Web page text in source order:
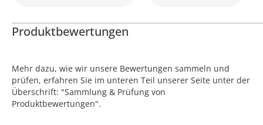
Produktbewertungen
Mehr dazu, wie wir unsere Bewertungen sammeln und
prüfen, erfahren Sie im unteren Teil unserer Seite unter der
Überschrift: "Sammlung & Prüfung von
Produktbewertungen".